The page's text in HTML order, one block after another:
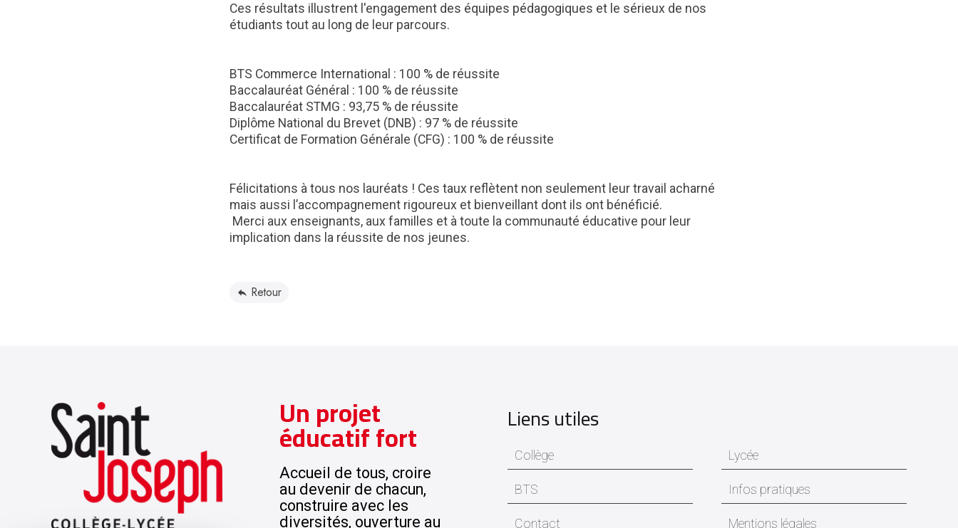
Ces résultats illustrent l'engagement des équipes pédagogiques et le sérieux de nos
étudiants tout au long de leur parcours.
BTS Commerce International : 100 % de réussite
Baccalauréat Général : 100 % de réussite
Baccalauréat STMG : 93,75 % de réussite
Diplôme National du Brevet (DNB) : 97 % de réussite
Certificat de Formation Générale (CFG) : 100 % de réussite
Félicitations à tous nos lauréats ! Ces taux reflètent non seulement leur travail acharné
mais aussi l’accompagnement rigoureux et bienveillant dont ils ont bénéficié.
Merci aux enseignants, aux familles et à toute la communauté éducative pour leur
implication dans la réussite de nos jeunes.
Retour
Un projet
éducatif fort
Accueil de tous, croire
au devenir de chacun,
construire avec les
diversités, ouverture au
Liens utiles
Collège Lycée
BTS Infos pratiques
Contact Mentions légales